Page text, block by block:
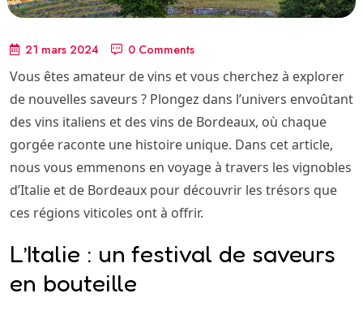
21 mars 2024 0 Comments
Vous êtes amateur de vins et vous cherchez à explorer
de nouvelles saveurs ? Plongez dans l’univers envoûtant
des vins italiens et des vins de Bordeaux, où chaque
gorgée raconte une histoire unique. Dans cet article,
nous vous emmenons en voyage à travers les vignobles
d’Italie et de Bordeaux pour découvrir les trésors que
ces régions viticoles ont à offrir.
L’Italie : un festival de saveurs
en bouteille